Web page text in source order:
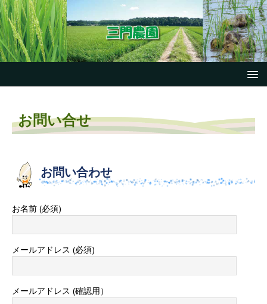
お問い合せ
お問い合わせ
お名前 (必須)
メールアドレス (必須)
メールアドレス (確認用）